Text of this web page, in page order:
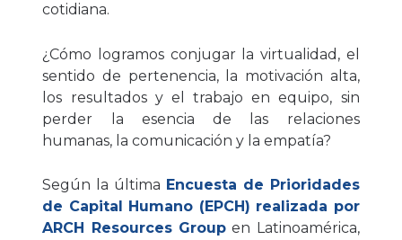
cotidiana.
¿Cómo logramos conjugar la virtualidad, el
sentido de pertenencia, la motivación alta,
los resultados y el trabajo en equipo, sin
perder la esencia de las relaciones
humanas, la comunicación y la empatía?
Según la última Encuesta de Prioridades
de Capital Humano (EPCH) realizada por
ARCH Resources Group en Latinoamérica,